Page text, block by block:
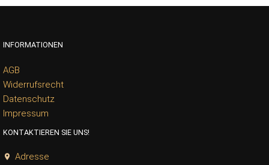
INFORMATIONEN
AGB
Widerrufsrecht
Datenschutz
Impressum
KONTAKTIEREN SIE UNS!
Adresse